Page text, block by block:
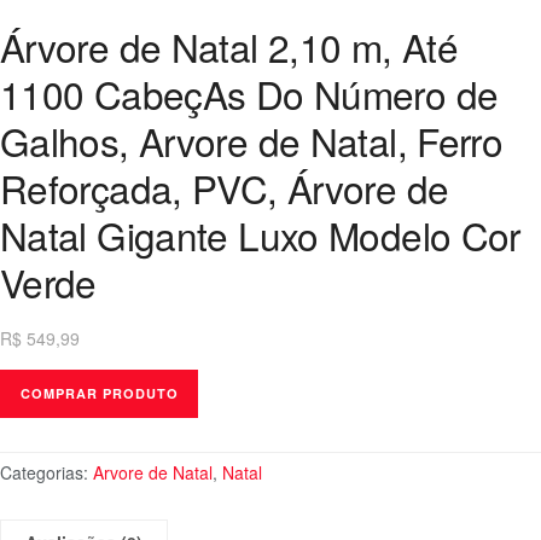
Árvore de Natal 2,10 m, Até
1100 CabeçAs Do Número de
Galhos, Arvore de Natal, Ferro
Reforçada, PVC, Árvore de
Natal Gigante Luxo Modelo Cor
Verde
R$ 549,99
COMPRAR PRODUTO
Categorias: Arvore de Natal, Natal